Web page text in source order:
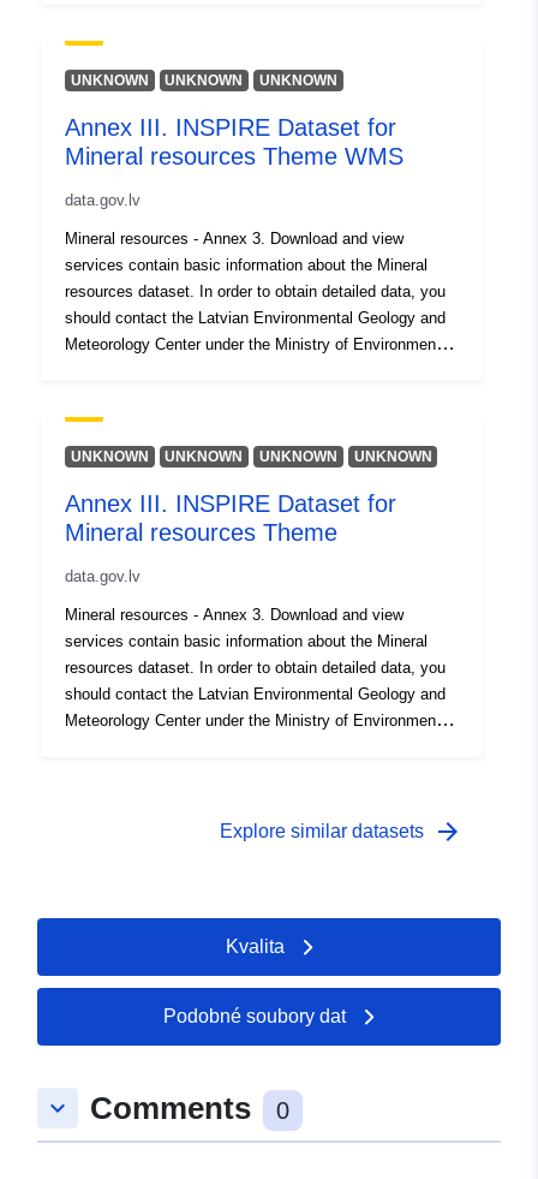
(https://geolatvija.lv/main?geoProductId=163)
UNKNOWN UNKNOWN UNKNOWN
Annex III. INSPIRE Dataset for
Mineral resources Theme WMS
data.gov.lv
Mineral resources - Annex 3. Download and view
services contain basic information about the Mineral
resources dataset. In order to obtain detailed data, you
should contact the Latvian Environmental Geology and
Meteorology Center under the Ministry of Environmental
(https://geolatvija.lv/main?geoProductId=163)
UNKNOWN UNKNOWN UNKNOWN UNKNOWN
Annex III. INSPIRE Dataset for
Mineral resources Theme
data.gov.lv
Mineral resources - Annex 3. Download and view
services contain basic information about the Mineral
resources dataset. In order to obtain detailed data, you
should contact the Latvian Environmental Geology and
Meteorology Center under the Ministry of Environmental
Explore similar datasets arrow_forward
Kvalita
Podobné soubory dat
keyboard_arrow_down Comments 0